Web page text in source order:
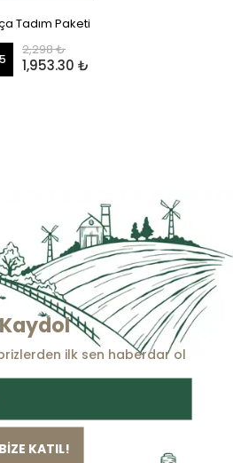
Tadım Paketi
2,298 ₺
1,953.30 ₺
Kaydol
ilk sen haberdar ol
BİZE KATIL!